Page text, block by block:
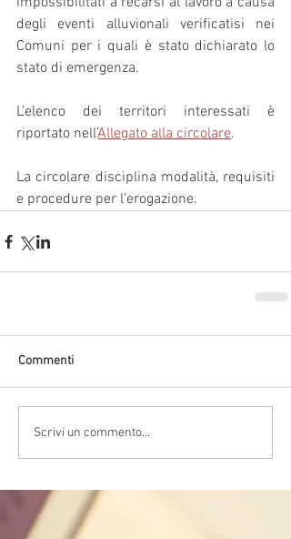
degli eventi alluvionali verificatisi nei
Comuni per i quali è stato dichiarato lo
stato di emergenza.
L’elenco dei territori interessati è
riportato nell’Allegato alla circolare.
La circolare disciplina modalità, requisiti
e procedure per l’erogazione.
Commenti
Scrivi un commento...